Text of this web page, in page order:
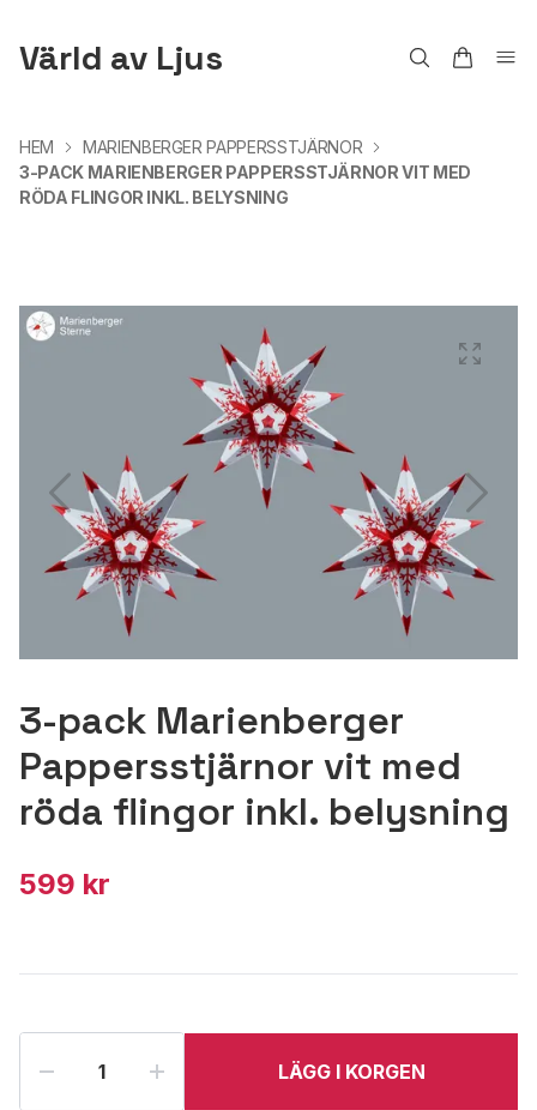
Värld av Ljus
HEM
MARIENBERGER PAPPERSSTJÄRNOR
3-PACK MARIENBERGER PAPPERSSTJÄRNOR VIT MED
RÖDA FLINGOR INKL. BELYSNING
3-pack Marienberger
Pappersstjärnor vit med
röda flingor inkl. belysning
599 kr
LÄGG I KORGEN